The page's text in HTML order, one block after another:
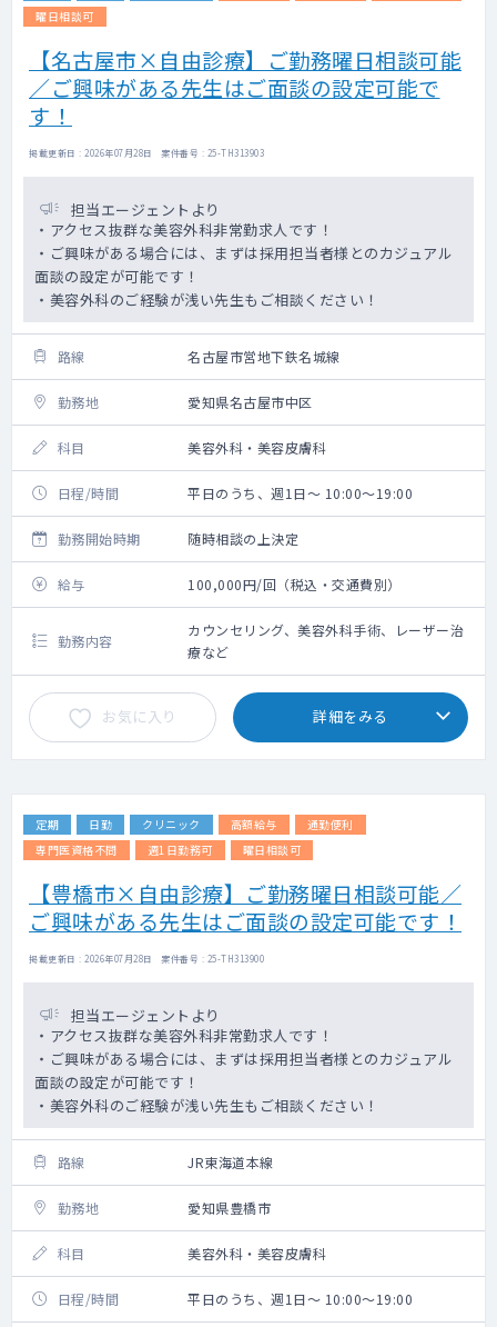
曜日相談可
【名古屋市×自由診療】ご勤務曜日相談可能
／ご興味がある先生はご面談の設定可能で
す！
掲載更新日 : 2026年07月28日 案件番号 : 25-TH313903
担当エージェントより
・アクセス抜群な美容外科非常勤求人です！
・ご興味がある場合には、まずは採用担当者様とのカジュアル
面談の設定が可能です！
・美容外科のご経験が浅い先生もご相談ください！
路線 名古屋市営地下鉄名城線
勤務地 愛知県名古屋市中区
科目 美容外科・美容皮膚科
日程/時間 平日のうち、週1日～ 10:00～19:00
勤務開始時期 随時相談の上決定
給与 100,000円/回（税込・交通費別）
勤務内容
カウンセリング、美容外科手術、レーザー治
療など
お気に入り 詳細をみる
定期 日勤 クリニック 高額給与
通勤便利
専門医資格不問
週1日勤務可 曜日相談可
【豊橋市×自由診療】ご勤務曜日相談可能／
ご興味がある先生はご面談の設定可能です！
掲載更新日 : 2026年07月28日 案件番号 : 25-TH313900
担当エージェントより
・アクセス抜群な美容外科非常勤求人です！
・ご興味がある場合には、まずは採用担当者様とのカジュアル
面談の設定が可能です！
・美容外科のご経験が浅い先生もご相談ください！
路線 JR東海道本線
勤務地 愛知県豊橋市
科目 美容外科・美容皮膚科
日程/時間 平日のうち、週1日～ 10:00～19:00